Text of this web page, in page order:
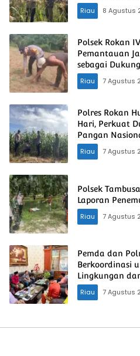
Riau
8 Agustus
Polsek Rokan
Pemantauan
sebagai
Pangan
Riau 7 Agustus
Polres Rokan
Hari, Perkuat
Pangan
Riau
7 Agustus
Polsek
Laporan
Riau
7 Agustus
Pemda dan
Berkoordinasi
Lingkungan
Mendukung
Riau 7 Agustus